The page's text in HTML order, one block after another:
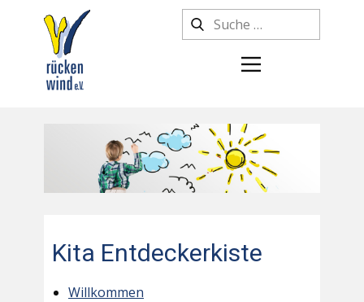
Kita Entdeckerkiste
Willkommen